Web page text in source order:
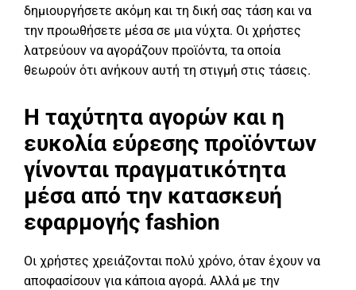
δημιουργήσετε ακόμη και τη δική σας τάση και να
την προωθήσετε μέσα σε μια νύχτα. Οι χρήστες
λατρεύουν να αγοράζουν προϊόντα, τα οποία
θεωρούν ότι ανήκουν αυτή τη στιγμή στις τάσεις.
Η ταχύτητα αγορών και η
ευκολία εύρεσης προϊόντων
γίνονται πραγματικότητα
μέσα από την κατασκευή
εφαρμογής fashion
Οι χρήστες χρειάζονται πολύ χρόνο, όταν έχουν να
αποφασίσουν για κάποια αγορά. Αλλά με την